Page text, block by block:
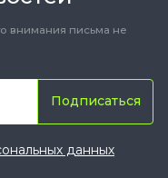
внимания письма не
Подписаться
данных